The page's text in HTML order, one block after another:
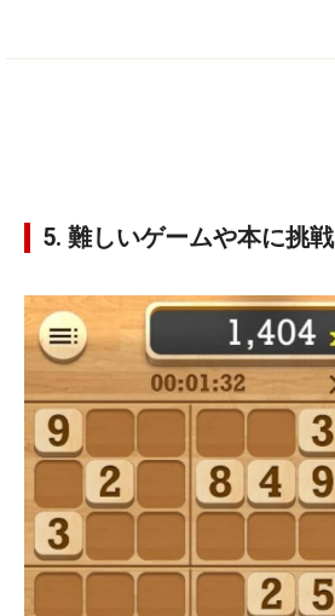
5. 難しいゲームや本に挑戦